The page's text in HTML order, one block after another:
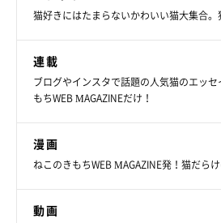
猫好きにはたまらないかわいい猫大集合
連載
ブログやインスタで話題の人気猫のエッ
もちWEB MAGAZINEだけ！
漫画
ねこのきもちWEB MAGAZINE発！猫だら
動画